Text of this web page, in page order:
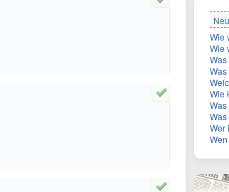
Wie
Was
Was ist
Welche
Wie
Was
Wer ist
Wen